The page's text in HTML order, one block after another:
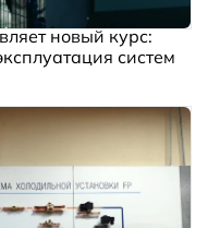
новый курс:
систем